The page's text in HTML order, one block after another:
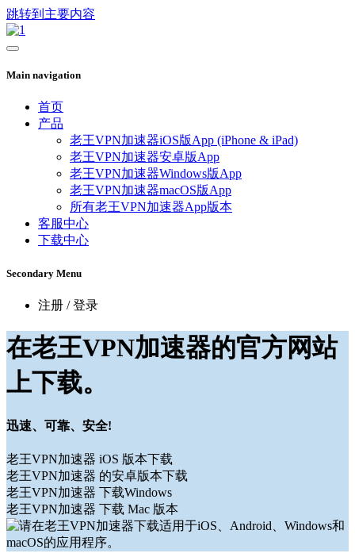
跳转到主要内容
Main navigation
首页
产品
老王VPN加速器iOS版App (iPhone & iPad)
老王VPN加速器安卓版App
老王VPN加速器Windows版App
老王VPN加速器macOS版App
所有老王VPN加速器App版本
客服中心
下载中心
Secondary Menu
注册 / 登录
在老王VPN加速器的官方网站
上下载。
迅速、可靠、安全!
老王VPN加速器 iOS 版本下载
老王VPN加速器 的安卓版本下载
老王VPN加速器 下载Windows
老王VPN加速器 下载 Mac 版本